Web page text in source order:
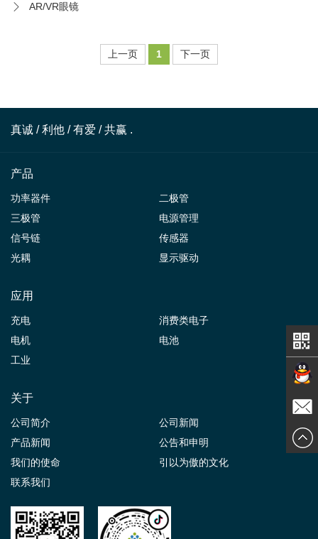
AR/VR眼镜
上一页 1 下一页
真诚 / 利他 / 有爱 / 共赢 .
产品
功率器件
二极管
三极管
电源管理
信号链
传感器
光耦
显示驱动
应用
充电
消费类电子
电机
电池
工业
关于
公司简介
公司新闻
产品新闻
公告和申明
我们的使命
引以为傲的文化
联系我们
在线交
谈
发送邮